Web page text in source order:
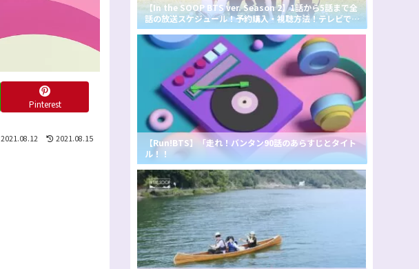
Pinterest
2021.08.12 2021.08.15
【In the SOOP BTS ver. Season 2】1話から5話まで全
話の放送スケジュール！予約購入・視聴方法！テレビで見
れる？テレビで見る方法！【インザスープ シーズン2】
【Run!BTS】「走れ！バンタン90話のあらすじとタイト
ル！！